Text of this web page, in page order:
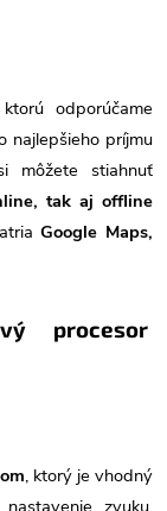
odporúčame
najlepšieho príjmu
stiahnuť
tak aj offline
Google Maps,
procesor
, ktorý je vhodný